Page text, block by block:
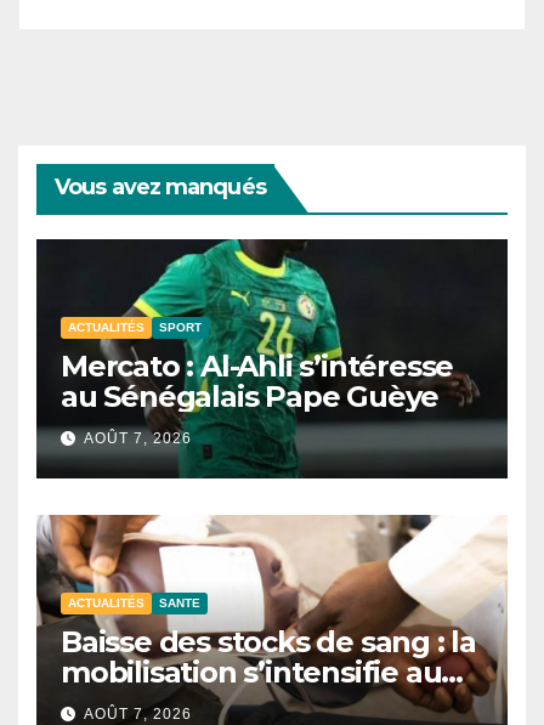
Vous avez manqués
ACTUALITÉS SPORT
Mercato : Al-Ahli s’intéresse
au Sénégalais Pape Guèye
AOÛT 7, 2026
ACTUALITÉS SANTE
Baisse des stocks de sang : la
mobilisation s’intensifie au
CNTS de Dakar.
AOÛT 7, 2026